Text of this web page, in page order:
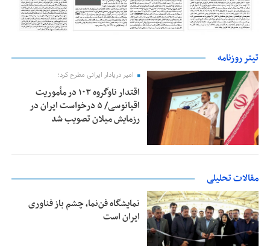
تیتر روزنامه
امیر دریادار ایرانی مطرح کرد؛
اقتدار ناوگروه ۱۰۳ در مأموریت‌
اقیانوسی/ ۵ درخواست ایران در
رزمایش میلان تصویب شد
مقالات تحلیلی
نمایشگاه فن‌نما، چشم باز فناوری
ایران است